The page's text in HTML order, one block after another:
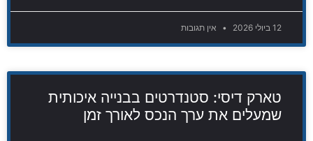
12 ביולי 2026 אין תגובות
טארק דיסי: סטנדרטים בבנייה איכותית
שמעלים את ערך הנכס לאורך זמן